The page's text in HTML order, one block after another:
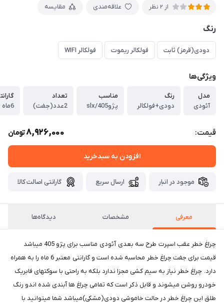
از 2 نظر علاقه‌مندی مقایسه
رنگ
دودی(قرمز) ثابت فولکالر ریموت فولکالر WIFI
ویژگی‌ها
مدل
آئودی
رنگ
دودی+فولکالر
مناسب
پژو405/slx
تعداد
2عدد(جفت)
6ماه
قیمت: 8,926,000تومان
افزودن به سبدخرید
موجود در انبار ارسال سریع گارانتی اصالت کالا
معرفی مشخصات دیدگاه‌ها
چراغ خطر عقب اسپرت طرح سه بعدی آئودی مناسب برای پژو 405 میباشد
قیمت برای جفت چراغ خطر محاسبه شده است و گارانتی معتبر 6 ماه را به همراه
دارد. چراغ خطر نیاز به سیم کشی مجزا ندارد بلکه به راحتی با سوکتهای فابریک
خودرو روشن میشوند و قابل ذکر است که تمامی چراغ ها آبندی شده اندو رنگ
طلق این چراغ خطر در حالت خاموشی دودی(مشکی)میباشد شما میتوانید با